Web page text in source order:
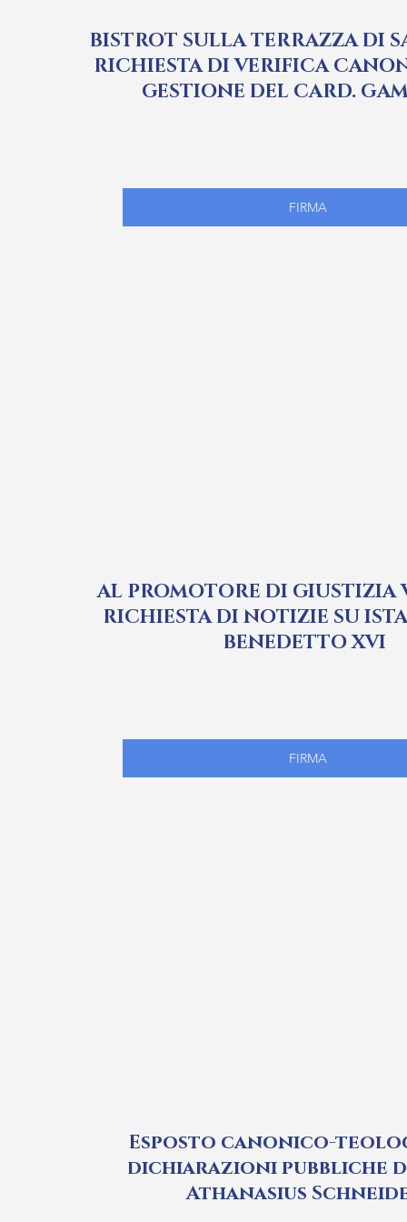
BISTROT SULLA TERRAZZA DI
RICHIESTA DI VERIFICA
GESTIONE DEL CARD.
FIRMA
AL PROMOTORE DI GIUSTIZIA
RICHIESTA DI NOTIZIE SU
BENEDETTO XVI
FIRMA
Esposto canonico-
dichiarazioni pubbliche
Athanasius